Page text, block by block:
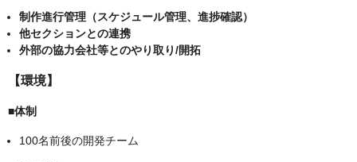
制作進行管理（スケジュール管理、進捗確認）
他セクションとの連携
外部の協力会社等とのやり取り/開拓
【環境】
■体制
100名前後の開発チーム